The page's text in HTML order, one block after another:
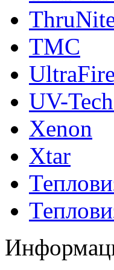
TMC
UltraFire
UV-
Xenon
Xtar